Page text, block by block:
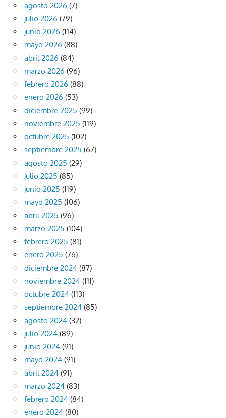
agosto 2026 (7)
julio 2026 (79)
junio 2026 (114)
mayo 2026 (88)
abril 2026 (84)
marzo 2026 (96)
febrero 2026 (88)
enero 2026 (53)
diciembre 2025 (99)
noviembre 2025 (119)
octubre 2025 (102)
septiembre 2025 (67)
agosto 2025 (29)
julio 2025 (85)
junio 2025 (119)
mayo 2025 (106)
abril 2025 (96)
marzo 2025 (104)
febrero 2025 (81)
enero 2025 (76)
diciembre 2024 (87)
noviembre 2024 (111)
octubre 2024 (113)
septiembre 2024 (85)
agosto 2024 (32)
julio 2024 (89)
junio 2024 (91)
mayo 2024 (91)
abril 2024 (91)
marzo 2024 (83)
febrero 2024 (84)
enero 2024 (80)